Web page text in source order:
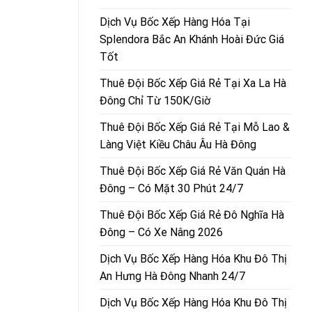
Dịch Vụ Bốc Xếp Hàng Hóa Tại
Splendora Bắc An Khánh Hoài Đức Giá
Tốt
Thuê Đội Bốc Xếp Giá Rẻ Tại Xa La Hà
Đông Chỉ Từ 150K/Giờ
Thuê Đội Bốc Xếp Giá Rẻ Tại Mỗ Lao &
Làng Việt Kiều Châu Âu Hà Đông
Thuê Đội Bốc Xếp Giá Rẻ Văn Quán Hà
Đông – Có Mặt 30 Phút 24/7
Thuê Đội Bốc Xếp Giá Rẻ Đô Nghĩa Hà
Đông – Có Xe Nâng 2026
Dịch Vụ Bốc Xếp Hàng Hóa Khu Đô Thị
An Hưng Hà Đông Nhanh 24/7
Dịch Vụ Bốc Xếp Hàng Hóa Khu Đô Thị